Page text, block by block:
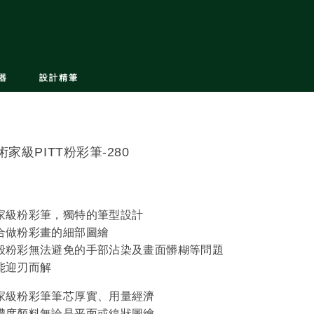
設計精筆
家級PITT粉彩筆-280
級粉彩筆，獨特的筆型設計
做粉彩畫的細部圖繪
粉彩無法避免的手部沾染及畫面髒糊等問題
迎刃而解
級粉彩筆筆芯厚實、用量經濟